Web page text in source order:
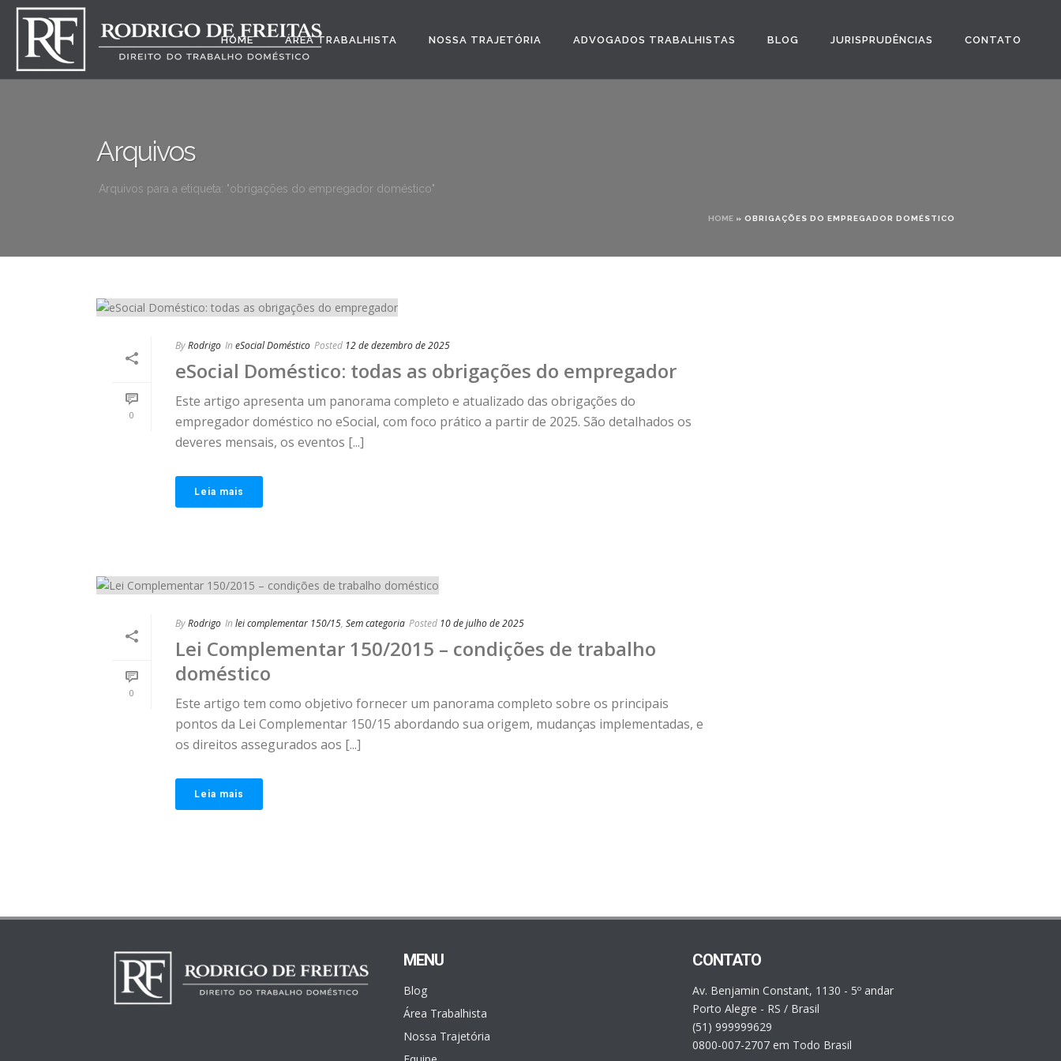
HOME ÁREA TRABALHISTA NOSSA TRAJETÓRIA ADVOGADOS TRABALHISTAS BLOG JURISPRUDÊNCIAS CONTATO
Arquivos
Arquivos para a etiqueta: "obrigações do empregador doméstico"
HOME » OBRIGAÇÕES DO EMPREGADOR DOMÉSTICO
0
ByRodrigo In eSocial Doméstico Posted 12 de dezembro de 2025
eSocial Doméstico: todas as obrigações do empregador
Este artigo apresenta um panorama completo e atualizado das obrigações do
empregador doméstico no eSocial, com foco prático a partir de 2025. São detalhados os
deveres mensais, os eventos [...]
Leia mais
0
ByRodrigo In lei complementar 150/15, Sem categoria Posted 10 de julho de 2025
Lei Complementar 150/2015 – condições de trabalho
doméstico
Este artigo tem como objetivo fornecer um panorama completo sobre os principais
pontos da Lei Complementar 150/15 abordando sua origem, mudanças implementadas, e
os direitos assegurados aos [...]
Leia mais
MENU
Blog
Área Trabalhista
Nossa Trajetória
CONTATO
Av. Benjamin Constant, 1130 - 5º andar
Porto Alegre - RS / Brasil
(51) 999999629
0800-007-2707 em Todo Brasil